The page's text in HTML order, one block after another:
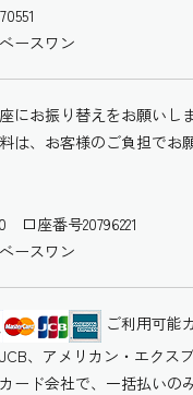
ースワン
にお振り替えをお願いしま
は、お客様のご負担でお
口座番号20796221
ースワン
ご利用可能
、アメリカン・エクス
ード会社で、一括払いの